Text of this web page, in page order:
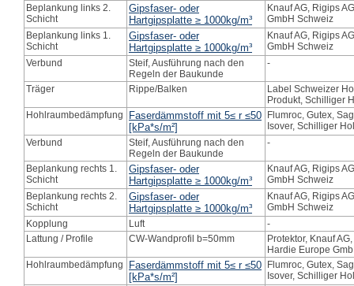
Beplankung links 2.
Schicht
Gipsfaser- oder
Hartgipsplatte ≥ 1000kg/m³
Knauf AG, Rigips
GmbH Schweiz
Beplankung links 1.
Schicht
Gipsfaser- oder
Hartgipsplatte ≥ 1000kg/m³
Knauf AG, Rigips
GmbH Schweiz
Verbund
Steif, Ausführung nach den
Regeln der Baukunde
-
Träger Rippe/Balken
Label Schweizer
Produkt, Schilliger
Hohlraumbedämpfung
Faserdämmstoff mit 5≤ r ≤50
[kPa*s/m²]
Flumroc, Gutex,
Isover, Schilliger
Verbund
Steif, Ausführung nach den
Regeln der Baukunde
-
Beplankung rechts 1.
Schicht
Gipsfaser- oder
Hartgipsplatte ≥ 1000kg/m³
Knauf AG, Rigips
GmbH Schweiz
Beplankung rechts 2.
Schicht
Gipsfaser- oder
Hartgipsplatte ≥ 1000kg/m³
Knauf AG, Rigips
GmbH Schweiz
Kopplung
Luft
-
Lattung / Profile
CW-Wandprofil b=50mm
Protektor, Knauf
Hardie Europe
Hohlraumbedämpfung
Faserdämmstoff mit 5≤ r ≤50
[kPa*s/m²]
Flumroc, Gutex,
Isover, Schilliger